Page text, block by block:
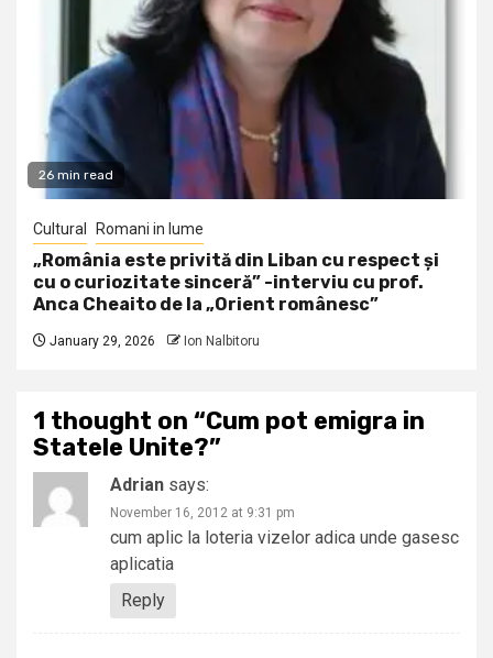
26 min read
Cultural Romani in lume
„România este privită din Liban cu respect și
cu o curiozitate sinceră” -interviu cu prof.
Anca Cheaito de la „Orient românesc”
January 29, 2026 Ion Nalbitoru
1 thought on “Cum pot emigra in
Statele Unite?”
Adrian says:
November 16, 2012 at 9:31 pm
cum aplic la loteria vizelor adica unde gasesc
aplicatia
Reply